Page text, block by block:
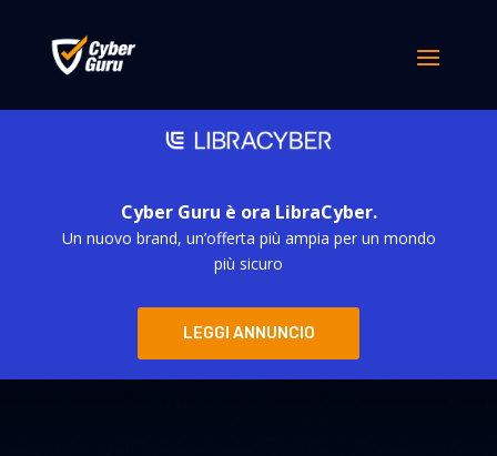
Cyber Guru è ora LibraCyber.
Un nuovo brand, un’offerta più ampia per un mondo
più sicuro
LEGGI ANNUNCIO